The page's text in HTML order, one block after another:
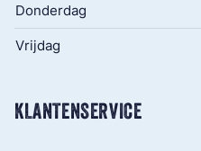
Donderdag
Vrijdag
KLANTENSERVICE